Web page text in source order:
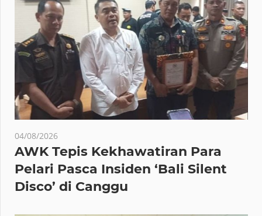
04/08/2026
AWK Tepis Kekhawatiran Para
Pelari Pasca Insiden ‘Bali Silent
Disco’ di Canggu